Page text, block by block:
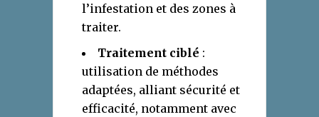
l’infestation et des zones à
traiter.
Traitement ciblé :
utilisation de méthodes
adaptées, alliant sécurité et
efficacité, notamment avec